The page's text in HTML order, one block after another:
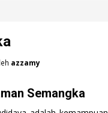
azzamy
Semangka